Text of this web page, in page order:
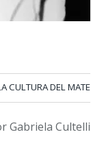
CULTURA DEL MATE
Gabriela Cultelli